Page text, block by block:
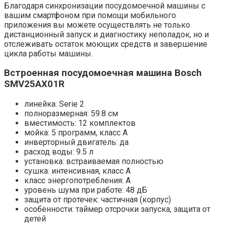
Благодаря синхронизации посудомоечной машины с
вашим смартфоном при помощи мобильного
приложения вы можете осуществлять не только
дистанционный запуск и диагностику неполадок, но и
отслеживать остаток моющих средств и завершение
цикла работы машины.
Встроенная посудомоечная машина Bosch
SMV25AX01R
линейка: Serie 2
полноразмерная: 59.8 см
вместимость: 12 комплектов
мойка: 5 программ, класс A
инверторный двигатель: да
расход воды: 9.5 л
установка: встраиваемая полностью
сушка: интенсивная, класс A
класс энергопотребления: A
уровень шума при работе: 48 дБ
защита от протечек: частичная (корпус)
особенности: таймер отсрочки запуска, защита от
детей